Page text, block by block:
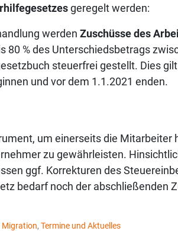
geregelt werden:
werden Zuschüsse des
80 % des Unterschiedsbetrags
steuerfrei gestellt. Dies
und vor dem 1.1.2021 enden.
um einerseits die Mitarbeiter
zu gewährleisten.
ggf. Korrekturen des
bedarf noch der abschließenden
Migration, Termine und Aktuelles